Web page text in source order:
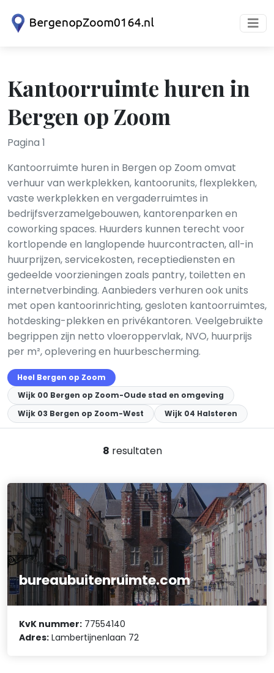
Kantoorruimte huren in
Bergen op Zoom
Pagina 1
Kantoorruimte huren in Bergen op Zoom omvat
verhuur van werkplekken, kantoorunits, flexplekken,
vaste werkplekken en vergaderruimtes in
bedrijfsverzamelgebouwen, kantorenparken en
coworking spaces. Huurders kunnen terecht voor
kortlopende en langlopende huurcontracten, all-in
huurprijzen, servicekosten, receptiediensten en
gedeelde voorzieningen zoals pantry, toiletten en
internetverbinding. Aanbieders verhuren ook units
met open kantoorinrichting, gesloten kantoorruimtes,
hotdesking-plekken en privékantoren. Veelgebruikte
begrippen zijn netto vloeroppervlak, NVO, huurprijs
per m², oplevering en huurbescherming.
Heel Bergen op Zoom
Wijk 00 Bergen op Zoom-Oude stad en omgeving
Wijk 03 Bergen op Zoom-West
Wijk 04 Halsteren
8 resultaten
bureaubuitenruimte.com
KvK nummer: 77554140
Adres: Lambertijnenlaan 72